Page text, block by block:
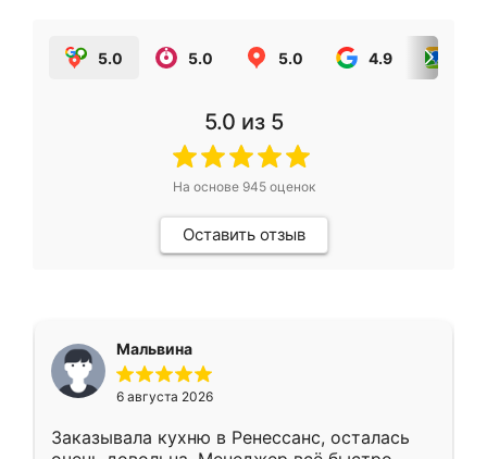
5.0 5.0 5.0 4.9
5.0 из 5
На основе 945оценок
Оставить отзыв
Мальвина
6 августа 2026
Заказывала кухню в Ренессанс, осталась